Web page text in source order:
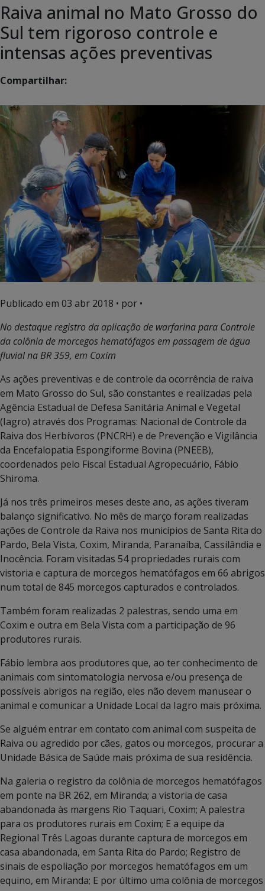
Raiva animal no Mato Grosso do
Sul tem rigoroso controle e
intensas ações preventivas
Compartilhar:
Publicado em 03 abr 2018 • por •
No destaque registro da aplicação de warfarina para Controle
da colônia de morcegos hematófagos em passagem de água
fluvial na BR 359, em Coxim
As ações preventivas e de controle da ocorrência de raiva
em Mato Grosso do Sul, são constantes e realizadas pela
Agência Estadual de Defesa Sanitária Animal e Vegetal
(Iagro) através dos Programas: Nacional de Controle da
Raiva dos Herbívoros (PNCRH) e de Prevenção e Vigilância
da Encefalopatia Espongiforme Bovina (PNEEB),
coordenados pelo Fiscal Estadual Agropecuário, Fábio
Shiroma.
Já nos três primeiros meses deste ano, as ações tiveram
balanço significativo. No mês de março foram realizadas
ações de Controle da Raiva nos municípios de Santa Rita do
Pardo, Bela Vista, Coxim, Miranda, Paranaíba, Cassilândia e
Inocência. Foram visitadas 54 propriedades rurais com
vistoria e captura de morcegos hematófagos em 66 abrigos
num total de 845 morcegos capturados e controlados.
Também foram realizadas 2 palestras, sendo uma em
Coxim e outra em Bela Vista com a participação de 96
produtores rurais.
Fábio lembra aos produtores que, ao ter conhecimento de
animais com sintomatologia nervosa e/ou presença de
possíveis abrigos na região, eles não devem manusear o
animal e comunicar a Unidade Local da Iagro mais próxima.
Se alguém entrar em contato com animal com suspeita de
Raiva ou agredido por cães, gatos ou morcegos, procurar a
Unidade Básica de Saúde mais próxima de sua residência.
Na galeria o registro da colônia de morcegos hematófagos
em ponte na BR 262, em Miranda; a vistoria de casa
abandonada às margens Rio Taquari, Coxim; A palestra
para os produtores rurais em Coxim; E a equipe da
Regional Três Lagoas durante captura de morcegos em
casa abandonada, em Santa Rita do Pardo; Registro de
sinais de espoliação por morcegos hematófagos em um
equino, em Miranda; E por último uma colônia de morcegos